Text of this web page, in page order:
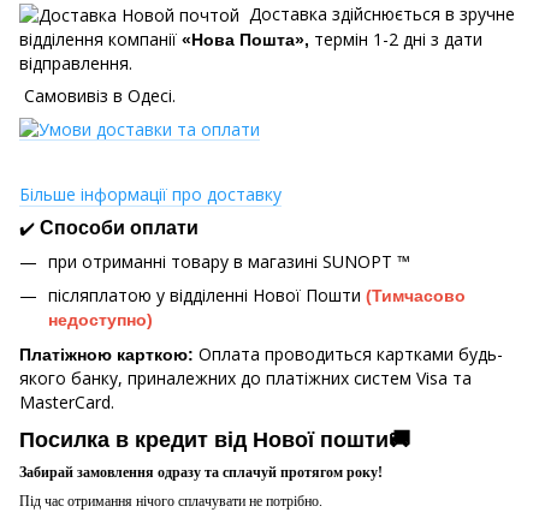
Доставка здійснюється в зручне
відділення компанії «Нова Пошта», термін 1-2 дні з дати
відправлення.
Самовивіз в Одесі.
Більше інформації про доставку
✔️ Способи оплати
при отриманні товару в магазині SUNOPT ™
післяплатою у відділенні Нової Пошти (Тимчасово
недоступно)
Платіжною карткою: Оплата проводиться картками будь-
якого банку, приналежних до платіжних систем Visa та
MasterCard.
Посилка в кредит від Нової пошти🚚
Забирай замовлення одразу та сплачуй протягом року!
Під час отримання нічого сплачувати не потрібно.